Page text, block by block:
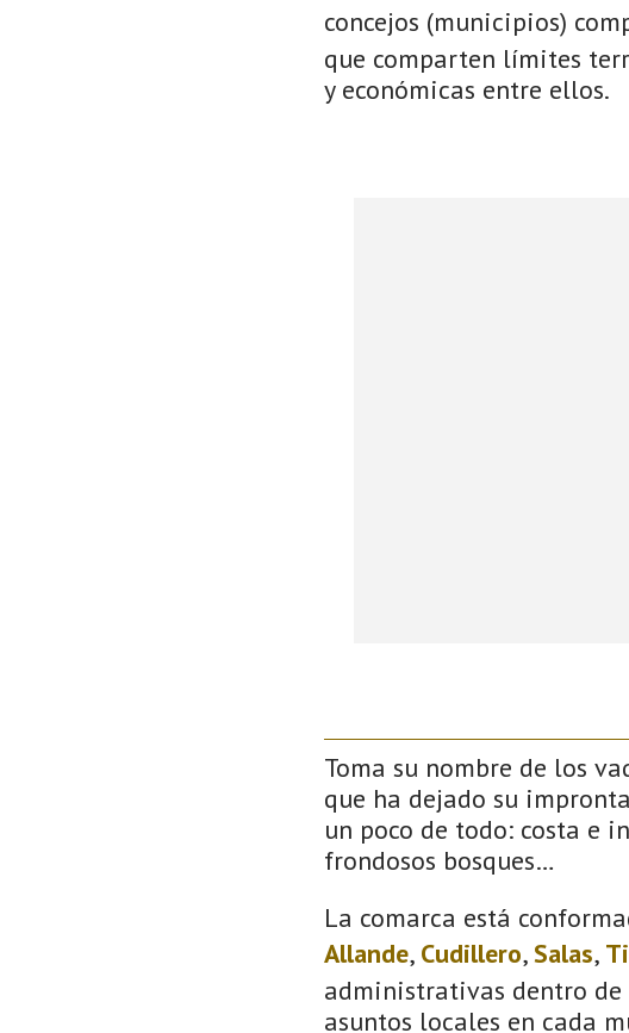
concejos (municipios)
que comparten límites
y económicas entre ellos.
Toma su nombre de los
que ha dejado su
un poco de todo: costa e
frondosos bosques…
La comarca está
Allande, Cudillero,Salas,
administrativas dentro de
asuntos locales en cada